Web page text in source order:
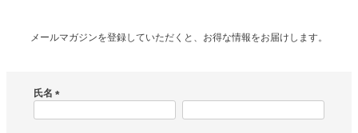
メールマガジンを登録していただくと、お得な情報をお届けします。
氏名